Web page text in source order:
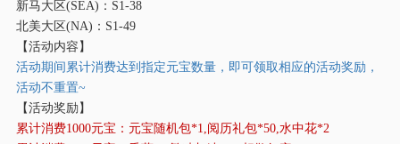
新马大区(SEA)：S1-38
北美大区(NA)：S1-49
【活动内容】
活动期间累计消费达到指定元宝数量，即可领取相应的活动奖励，
活动不重置~
【活动奖励】
累计消费1000元宝：元宝随机包*1,阅历礼包*50,水中花*2